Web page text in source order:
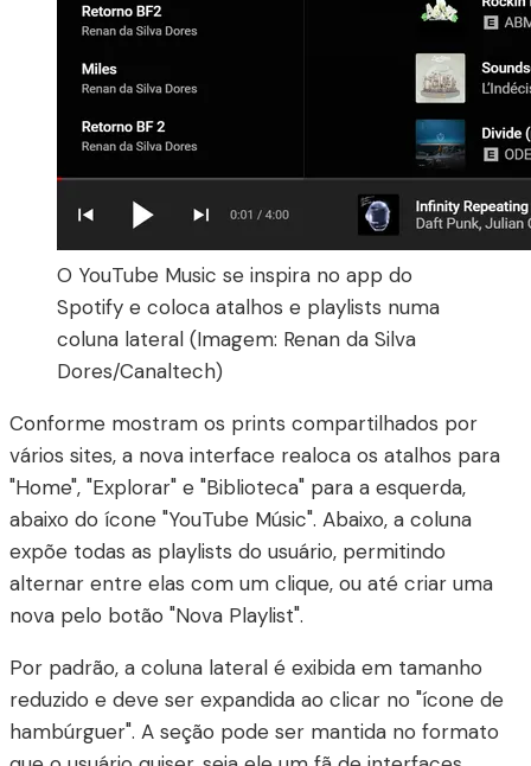
O YouTube Music se inspira no app do
Spotify e coloca atalhos e playlists numa
coluna lateral (Imagem: Renan da Silva
Dores/Canaltech)
Conforme mostram os prints compartilhados por
vários sites, a nova interface realoca os atalhos para
"Home", "Explorar" e "Biblioteca" para a esquerda,
abaixo do ícone "YouTube Músic". Abaixo, a coluna
expõe todas as playlists do usuário, permitindo
alternar entre elas com um clique, ou até criar uma
nova pelo botão "Nova Playlist".
Por padrão, a coluna lateral é exibida em tamanho
reduzido e deve ser expandida ao clicar no "ícone de
hambúrguer". A seção pode ser mantida no formato